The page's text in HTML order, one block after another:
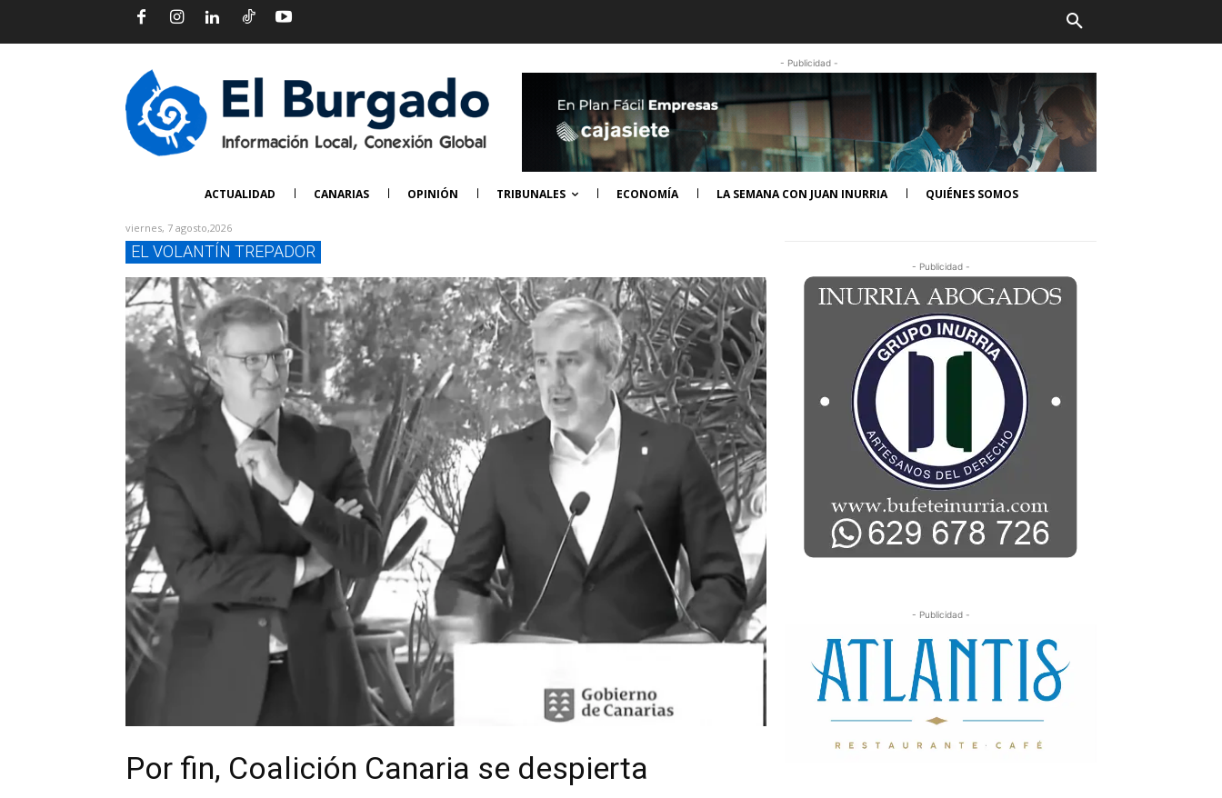
- Publicidad -
ACTUALIDAD CANARIAS OPINIÓN TRIBUNALES ECONOMÍA LA SEMANA CON JUAN INURRIA QUIÉNES SOMOS
viernes, 7 agosto,2026
EL VOLANTÍN TREPADOR
Por fin, Coalición Canaria se despierta
- Publicidad -
- Publicidad -